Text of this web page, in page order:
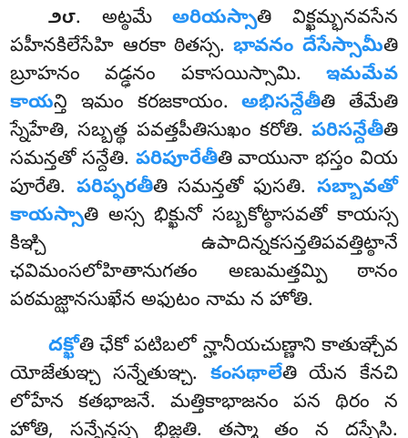
౨౮. అట్ఠమేఅరియస్సాతి విక్ఖమ్భనవసేన
పహీనకిలేసేహి ఆరకా ఠితస్స.భావనం దేసేస్సామీతి
బ్రూహనం వడ్ఢనం పకాసయిస్సామి. ఇమమేవ
కాయన్తి ఇమం కరజకాయం.అభిసన్దేతీతి తేమేతి
స్నేహేతి, సబ్బత్థ పవత్తపీతిసుఖం కరోతి. పరిసన్దేతీతి
సమన్తతో సన్దేతి. పరిపూరేతీతి వాయునా భస్తం వియ
పూరేతి. పరిప్ఫరతీతి సమన్తతో ఫుసతి. సబ్బావతో
కాయస్సాతి అస్స భిక్ఖునో సబ్బకోట్ఠాసవతో కాయస్స
కిఞ్చి ఉపాదిన్నకసన్తతిపవత్తిట్ఠానే
ఛవిమంసలోహితానుగతం అణుమత్తమ్పి ఠానం
పఠమజ్ఝానసుఖేన అఫుటం నామ న హోతి.
దక్ఖోతి ఛేకో పటిబలో న్హానీయచుణ్ణాని కాతుఞ్చేవ
యోజేతుఞ్చ సన్నేతుఞ్చ. కంసథాలేతి యేన కేనచి
లోహేన కతభాజనే. మత్తికాభాజనం పన థిరం న
హోతి, సన్నేన్తస్స భిజ్జతి. తస్మా తం న దస్సేసి.